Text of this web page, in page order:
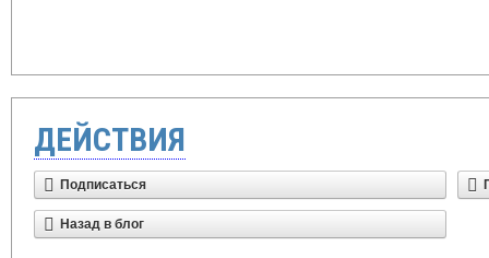
ДЕЙСТВИЯ
Подписаться
Назад в блог